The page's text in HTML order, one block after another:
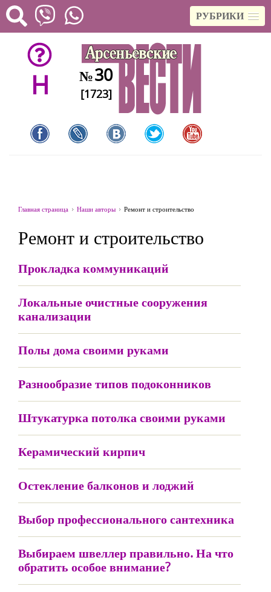
РУБРИКИ
H №30
[1723]
Главная страница Наши авторы Ремонт и строительство
Ремонт и строительство
Прокладка коммуникаций
Локальные очистные сооружения
канализации
Полы дома своими руками
Разнообразие типов подоконников
Штукатурка потолка своими руками
Керамический кирпич
Остекление балконов и лоджий
Выбор профессионального сантехника
Выбираем швеллер правильно. На что
обратить особое внимание?